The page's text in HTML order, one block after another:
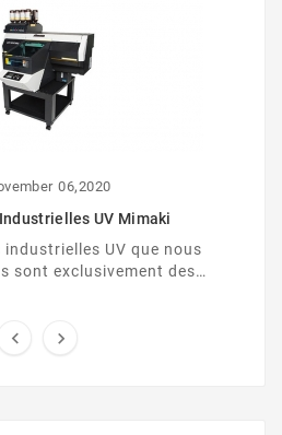
06,2020
UV Mimaki
UV que nous
sont exclusivement des
 